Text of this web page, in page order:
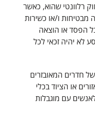
רלוונטי שהוא, כאשר
מבטיחות ו/או כשירות
הפסד או הוצאה
לא יהיה זכאי לכל
של חדרים המאובזרים
או הציוד בכלי
עם מוגבלות